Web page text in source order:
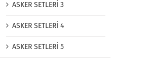
ASKER SETLERİ 3
ASKER SETLERİ 4
ASKER SETLERİ 5